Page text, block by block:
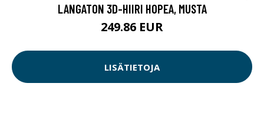
LANGATON 3D-HIIRI HOPEA, MUSTA
249.86 EUR
LISÄTIETOJA